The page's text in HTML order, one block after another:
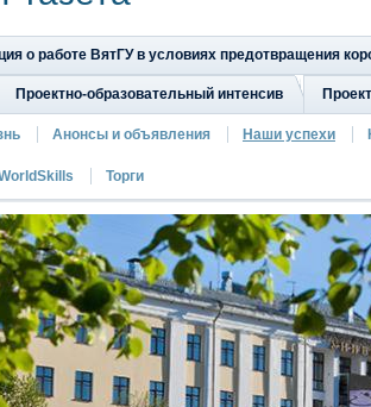
о работе ВятГУ в условиях предотвращения
Проектно-образовательный интенсив
Анонсы и объявления Наши успехи
Торги